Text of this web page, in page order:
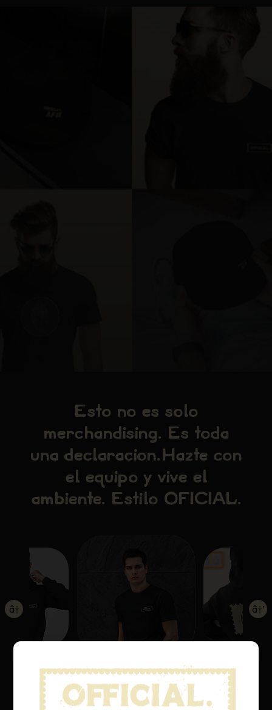
Esto no es solo
merchandising. Es toda
una declaración.Hazte con
el equipo y vive el
ambiente. Estilo OFICIAL.
â† â†’
Blue Dream T-Shirt